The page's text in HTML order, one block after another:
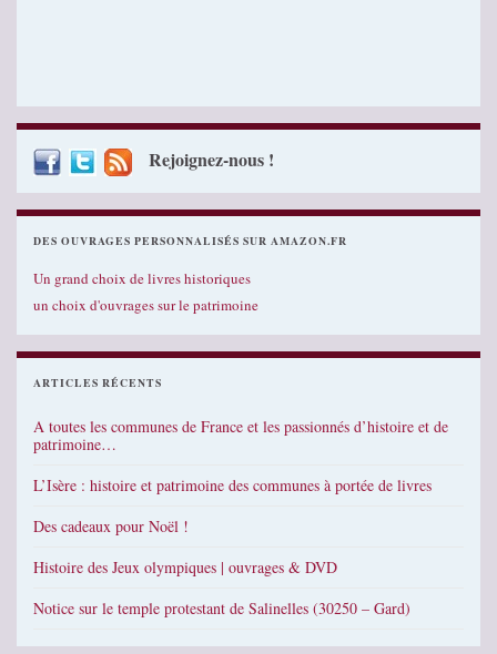
Rejoignez-nous !
DES OUVRAGES PERSONNALISÉS SUR AMAZON.FR
Un grand choix de livres historiques
un choix d'ouvrages sur le patrimoine
ARTICLES RÉCENTS
A toutes les communes de France et les passionnés d’histoire et de
patrimoine…
L’Isère : histoire et patrimoine des communes à portée de livres
Des cadeaux pour Noël !
Histoire des Jeux olympiques | ouvrages & DVD
Notice sur le temple protestant de Salinelles (30250 – Gard)